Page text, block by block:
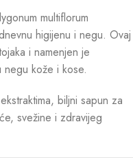
multiflorum
higijenu i negu. Ovaj
i namenjen je
negu kože i kose.
biljni sapun za
svežine i zdravijeg